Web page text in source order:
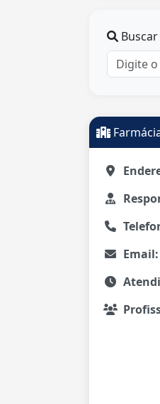
Buscar
Email: